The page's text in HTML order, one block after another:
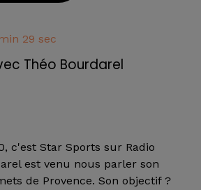
29 sec
Théo Bourdarel
c'est Star Sports sur Radio
est venu nous parler son
de Provence. Son objectif ?